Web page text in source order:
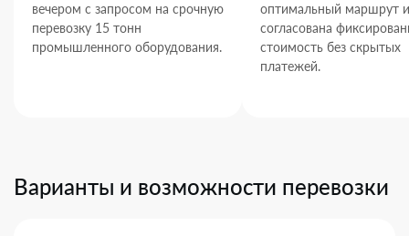
вечером с запросом на срочную
перевозку 15 тонн
промышленного оборудования.
оптимальный маршрут и
согласована
стоимость без скрытых
платежей.
Варианты и возможности перевозки